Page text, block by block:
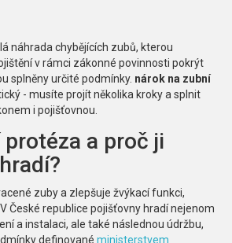
náhrada chybějících zubů, kterou
v rámci zákonné povinnosti pokrýt
splněny určité podmínky. nárok na zubní
- musíte projít několika kroky a splnit
i pojišťovnou.
protéza a proč ji
zuby a zlepšuje žvýkací funkci,
České republice pojišťovny hradí nejenom
a instalaci, ale také následnou údržbu,
definované ministerstvem